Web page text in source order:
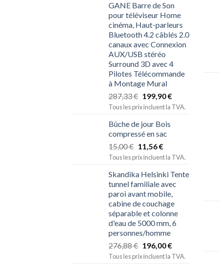
GANE Barre de Son
pour téléviseur Home
cinéma, Haut-parleurs
Bluetooth 4.2 câblés 2.0
canaux avec Connexion
AUX/USB stéréo
Surround 3D avec 4
Pilotes Télécommande
à Montage Mural
287,33€ 199,90€
Tous les prix incluent la TVA.
Bûche de jour Bois
compressé en sac
15,00€ 11,56€
Tous les prix incluent la TVA.
Skandika Helsinki Tente
tunnel familiale avec
paroi avant mobile,
cabine de couchage
séparable et colonne
d'eau de 5000 mm, 6
personnes/homme
276,88€ 196,00€
Tous les prix incluent la TVA.